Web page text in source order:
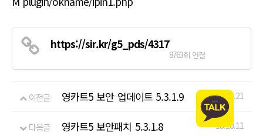
https://sir.kr/g5_pds/4317
8763회 연결
이전글 영카트5 보안 업데이트 5.3.1.9 18.10.21
다음글 영카트5 보안패치 5.3.1.8 18.10.11